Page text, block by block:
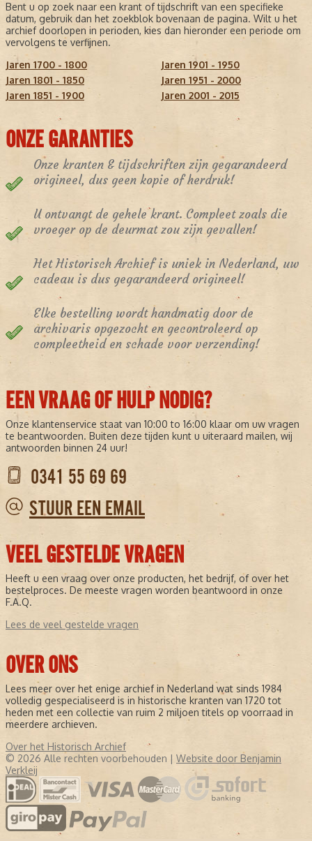
Bent u op zoek naar een krant of tijdschrift van een specifieke
datum, gebruik dan het zoekblok bovenaan de pagina. Wilt u het
archief doorlopen in perioden, kies dan hieronder een periode om
vervolgens te verfijnen.
Jaren 1700 - 1800
Jaren 1801 - 1850
Jaren 1851 - 1900
Jaren 1901 - 1950
Jaren 1951 - 2000
Jaren 2001 - 2015
ONZE GARANTIES
Onze kranten & tijdschriften zijn gegarandeerd
origineel, dus geen kopie of herdruk!
U ontvangt de gehele krant. Compleet zoals die
vroeger op de deurmat zou zijn gevallen!
Het Historisch Archief is uniek in Nederland, uw
cadeau is dus gegarandeerd origineel!
Elke bestelling wordt handmatig door de
archivaris opgezocht en gecontroleerd op
compleetheid en schade voor verzending!
EEN VRAAG OF HULP NODIG?
Onze klantenservice staat van 10:00 to 16:00 klaar om uw vragen
te beantwoorden. Buiten deze tijden kunt u uiteraard mailen, wij
antwoorden binnen 24 uur!
0341 55 69 69
STUUR EEN EMAIL
VEEL GESTELDE VRAGEN
Heeft u een vraag over onze producten, het bedrijf, of over het
bestelproces. De meeste vragen worden beantwoord in onze
F.A.Q.
Lees de veel gestelde vragen
OVER ONS
Lees meer over het enige archief in Nederland wat sinds 1984
volledig gespecialiseerd is in historische kranten van 1720 tot
heden met een collectie van ruim 2 miljoen titels op voorraad in
meerdere archieven.
Over het Historisch Archief
© 2026 Alle rechten voorbehouden | Website door Benjamin
Verkleij